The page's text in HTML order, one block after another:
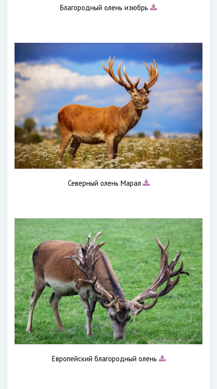
Благородный олень изюбрь
Северный олень Марал
Европейский благородный олень